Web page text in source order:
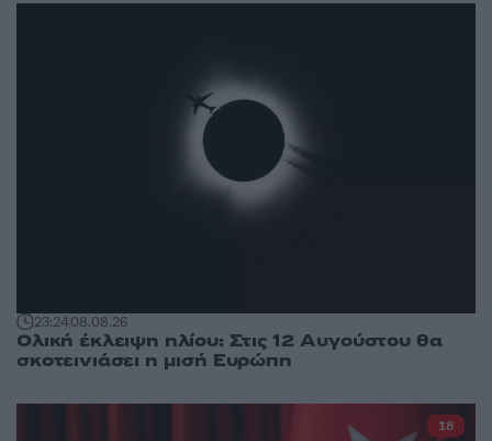
23:2408.08.26
Ολική έκλειψη ηλίου: Στις 12 Αυγούστου θα
σκοτεινιάσει η μισή Ευρώπη
18